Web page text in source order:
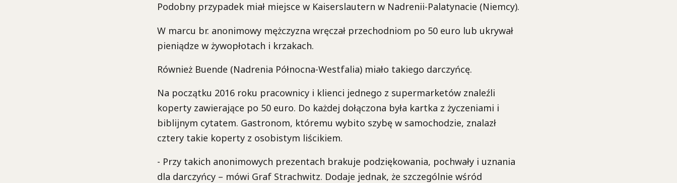
Podobny przypadek miał miejsce w Kaiserslautern w Nadrenii-Palatynacie (Niemcy).
W marcu br. anonimowy mężczyzna wręczał przechodniom po 50 euro lub ukrywał
pieniądze w żywopłotach i krzakach.
Również Buende (Nadrenia Północna-Westfalia) miało takiego darczyńcę.
Na początku 2016 roku pracownicy i klienci jednego z supermarketów znaleźli
koperty zawierające po 50 euro. Do każdej dołączona była kartka z życzeniami i
biblijnym cytatem. Gastronom, któremu wybito szybę w samochodzie, znalazł
cztery takie koperty z osobistym liścikiem.
- Przy takich anonimowych prezentach brakuje podziękowania, pochwały i uznania
dla darczyńcy – mówi Graf Strachwitz. Dodaje jednak, że szczególnie wśród